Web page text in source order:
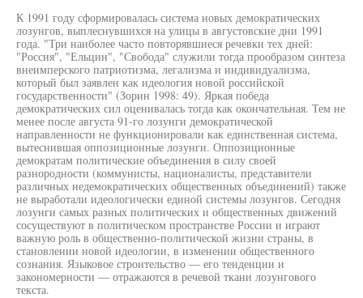
К 1991 году сформировалась система новых демократических
лозунгов, выплеснувшихся на улицы в августовские дни 1991
года. "Три наиболее часто повторявшиеся речевки тех дней:
"Россия", "Ельцин", "Свобода" служили тогда прообразом синтеза
внеимперского патриотизма, легализма и индивидуализма,
который был заявлен как идеология новой российской
государственности" (Зорин 1998: 49). Яркая победа
демократических сил оценивалась тогда как окончательная. Тем не
менее после августа 91-го лозунги демократической
направленности не функционировали как единственная система,
вытеснившая оппозиционные лозунги. Оппозиционные
демократам политические объединения в силу своей
разнородности (коммунисты, националисты, представители
различных недемократических общественных объединений) также
не выработали идеологически единой системы лозунгов. Сегодня
лозунги самых разных политических и общественных движений
сосуществуют в политическом пространстве России и играют
важную роль в общественно-политической жизни страны, в
становлении новой идеологии, в изменении общественного
сознания. Языковое строительство — его тенденции и
закономерности — отражаются в речевой ткани лозунгового
текста.